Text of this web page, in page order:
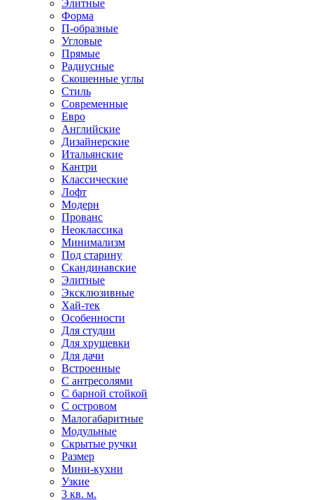
Элитные
Форма
П-образные
Угловые
Прямые
Радиусные
Скошенные углы
Стиль
Современные
Евро
Английские
Дизайнерские
Итальянские
Кантри
Классические
Лофт
Модерн
Прованс
Неоклассика
Минимализм
Под старину
Скандинавские
Элитные
Эксклюзивные
Хай-тек
Особенности
Для студии
Для хрущевки
Для дачи
Встроенные
С антресолями
С барной стойкой
С островом
Малогабаритные
Модульные
Скрытые ручки
Размер
Мини-кухни
Узкие
3 кв. м.